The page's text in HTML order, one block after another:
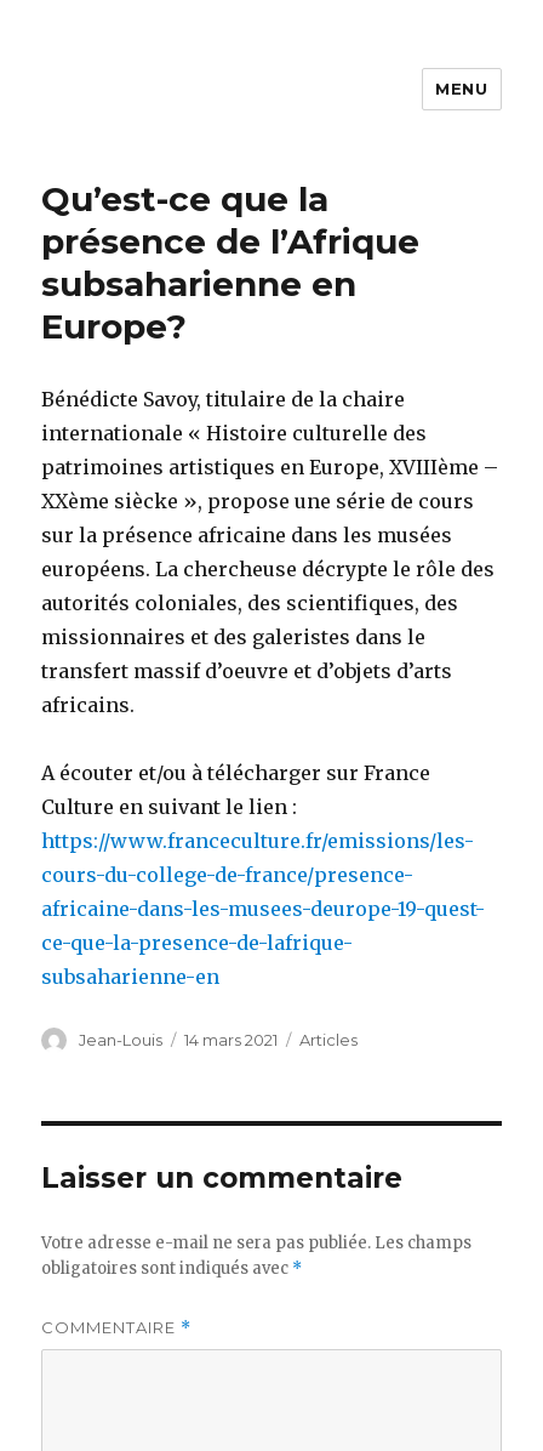
MENU
Qu’est-ce que la
présence de l’Afrique
subsaharienne en
Europe?
Bénédicte Savoy, titulaire de la chaire
internationale « Histoire culturelle des
patrimoines artistiques en Europe, XVIIIème –
XXème siècke », propose une série de cours
sur la présence africaine dans les musées
européens. La chercheuse décrypte le rôle des
autorités coloniales, des scientifiques, des
missionnaires et des galeristes dans le
transfert massif d’oeuvre et d’objets d’arts
africains.
A écouter et/ou à télécharger sur France
Culture en suivant le lien :
https://www.franceculture.fr/emissions/les-
cours-du-college-de-france/presence-
africaine-dans-les-musees-deurope-19-quest-
ce-que-la-presence-de-lafrique-
subsaharienne-en
Auteur
Jean-Louis
Publié
14 mars 2021 Catégories
Articles
Laisser un commentaire
Votre adresse e-mail ne sera pas publiée. Les champs
obligatoires sont indiqués avec *
COMMENTAIRE *